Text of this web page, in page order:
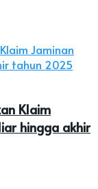
Klaim
hingga akhir